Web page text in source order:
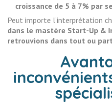
croissance de 5 à 7% par
Peut importe l’interprétation
dans le mastère Start-Up &
retrouvions dans tout ou